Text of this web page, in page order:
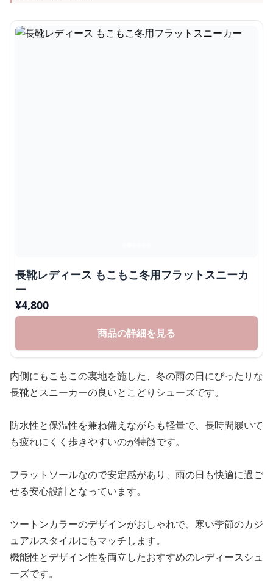
長靴レディース もこもこ冬用フラットスニーカ
ー
¥4,800
商品の詳細を見る
内側にもこもこの裏地を施した、冬の雨の日にぴったりな
長靴とスニーカーの良いとこどりシューズです。
防水性と保温性を兼ね備えながらも軽量で、長時間履いて
も疲れにくく歩きやすいのが特徴です。
フラットソールなので安定感があり、雨の日も快適に過ご
せる安心設計となっています。
ツートンカラーのデザインがおしゃれで、寒い季節のカジ
ュアルスタイルにもマッチします。
機能性とデザイン性を両立したおすすめのレディースシュ
ーズです。